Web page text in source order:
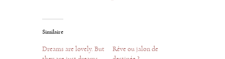
Similaire
Dreams are lovely. But
Rêve ou jalon de